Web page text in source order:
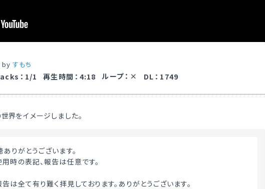
すもち
： 1/1 再生時間 ： 4:18 ループ ： DL ： 1749
界をイメージしました。
ありがとうございます。
時の表記、報告は任意です。
は全て有り難く拝見しております。ありがとうございます。